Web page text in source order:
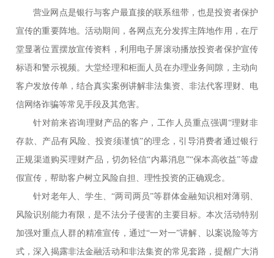
营业网点是银行与客户最直接的联系纽带，也是投资者保护
宣传的重要阵地。活动期间，各网点充分发挥主阵地作用，在厅
堂显著位置摆放宣传资料，利用电子屏滚动播放投资者保护宣传
标语和警示视频。大堂经理和柜面人员在办理业务间隙，主动向
客户发放传单，结合真实案例讲解非法集资、非法代客理财、电
信网络诈骗等常见手段及其危害。
针对前来咨询理财产品的客户，工作人员重点强调“理财非
存款、产品有风险、投资须谨慎”的理念，引导消费者通过银行
正规渠道购买理财产品，切勿轻信“内幕消息”“保本高收益”等虚
假宣传，帮助客户树立风险自担、理性投资的正确观念。
针对老年人、学生、“两司两员”等群体金融知识相对薄弱、
风险识别能力有限，是不法分子侵害的主要目标。本次活动特别
加强对重点人群的精准宣传，通过“一对一”讲解、以案说险等方
式，深入揭露非法金融活动和非法集资的常见套路，提醒广大消